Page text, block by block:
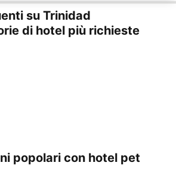
su Trinidad
di hotel più richieste
popolari con hotel pet